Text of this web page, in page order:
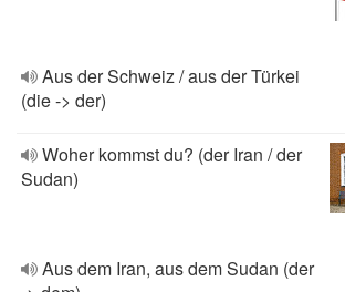
Aus der Schweiz / aus der Türkei
(die -> der)
Woher kommst du? (der Iran / der
Sudan)
Aus dem Iran, aus dem Sudan (der